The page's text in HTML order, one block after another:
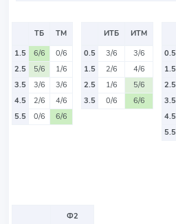
ТБ
ТМ
1.5
6/6
0/6
2.5
5/6
1/6
3.5
3/6
3/6
4.5
2/6
4/6
5.5
0/6 6/6
ИТБ
ИТМ
0.5
3/6
3/6
1.5
2/6
4/6
2.5
1/6
5/6
3.5
0/6 6/6
0.5
1.5
2.5
3.5
4.5
5.5
Ф2